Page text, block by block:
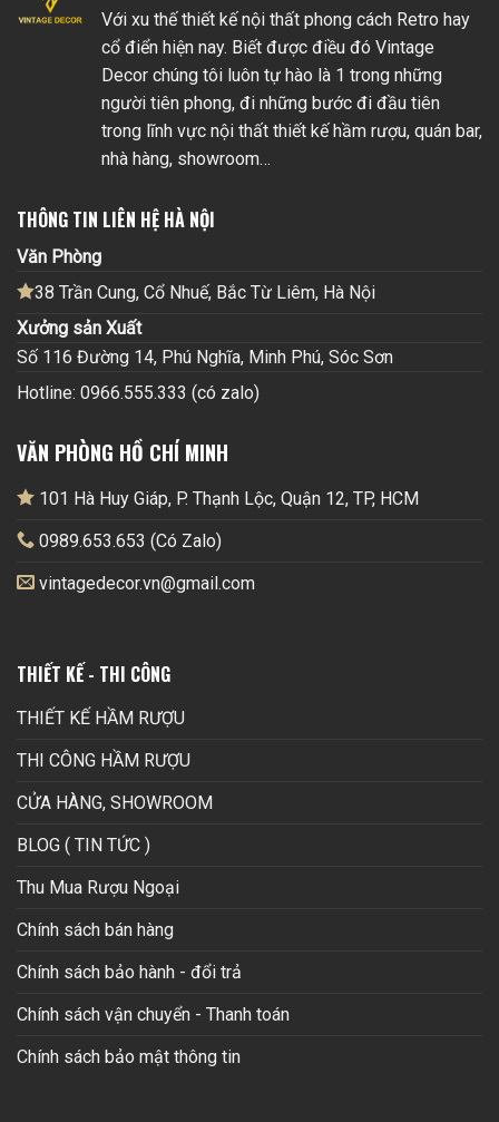
Với xu thế thiết kế nội thất phong cách Retro hay
cổ điển hiện nay. Biết được điều đó Vintage
Decor chúng tôi luôn tự hào là 1 trong những
người tiên phong, đi những bước đi đầu tiên
trong lĩnh vực nội thất thiết kế hầm rượu, quán bar,
nhà hàng, showroom…
THÔNG TIN LIÊN HỆ HÀ NỘI
Văn Phòng
38 Trần Cung, Cổ Nhuế, Bắc Từ Liêm, Hà Nội
Xưởng sản Xuất
Số 116 Đường 14, Phú Nghĩa, Minh Phú, Sóc Sơn
Hotline: 0966.555.333 (có zalo)
VĂN PHÒNG HỒ CHÍ MINH
101 Hà Huy Giáp, P. Thạnh Lộc, Quận 12, TP, HCM
0989.653.653 (Có Zalo)
vintagedecor.vn@gmail.com
THIẾT KẾ - THI CÔNG
THIẾT KẾ HẦM RƯỢU
THI CÔNG HẦM RƯỢU
CỬA HÀNG, SHOWROOM
BLOG ( TIN TỨC )
Thu Mua Rượu Ngoại
Chính sách bán hàng
Chính sách bảo hành - đổi trả
Chính sách vận chuyển - Thanh toán
Chính sách bảo mật thông tin